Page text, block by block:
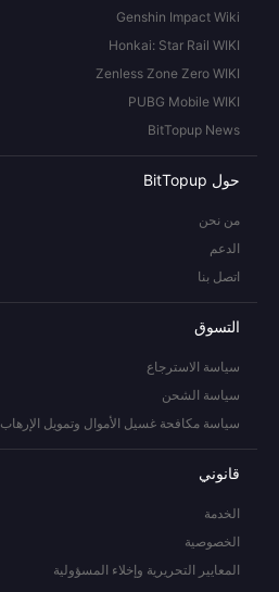
Genshin Impact Wiki
Honkai: Star Rail WIKI
Zenless Zone Zero WIKI
PUBG Mobile WIKI
BitTopup News
حول BitTopup
من نحن
الدعم
اتصل بنا
التسوق
سياسة الاسترجاع
سياسة الشحن
سياسة مكافحة غسيل الأموال وتمويل الإرهاب
قانوني
الخدمة
الخصوصية
المعايير التحريرية وإخلاء المسؤولية